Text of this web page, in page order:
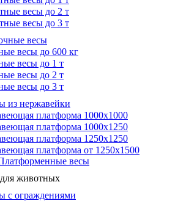
весы до 2 т
весы до 3 т
весы
весы до 600 кг
весы до 1 т
весы до 2 т
весы до 3 т
из нержавейки
платформа 1000х1000
платформа 1000х1250
платформа 1250х1250
платформа от 1250х1500
весы
животных
с ограждениями